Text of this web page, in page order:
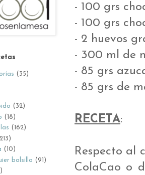
- 100 grs
- 100 grs
- 2 huevos
- 300 ml de
- 85 grs
- 85 grs de
RECETA:
Respecto al
ColaCao o
(35)
(32)
(18)
(162)
(10)
bolsillo (91)